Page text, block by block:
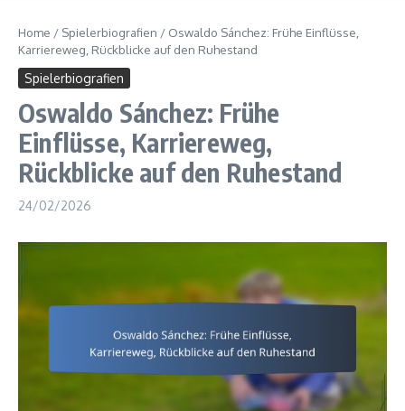
Home / Spielerbiografien / Oswaldo Sánchez: Frühe Einflüsse,
Karriereweg, Rückblicke auf den Ruhestand
Spielerbiografien
Oswaldo Sánchez: Frühe
Einflüsse, Karriereweg,
Rückblicke auf den Ruhestand
24/02/2026